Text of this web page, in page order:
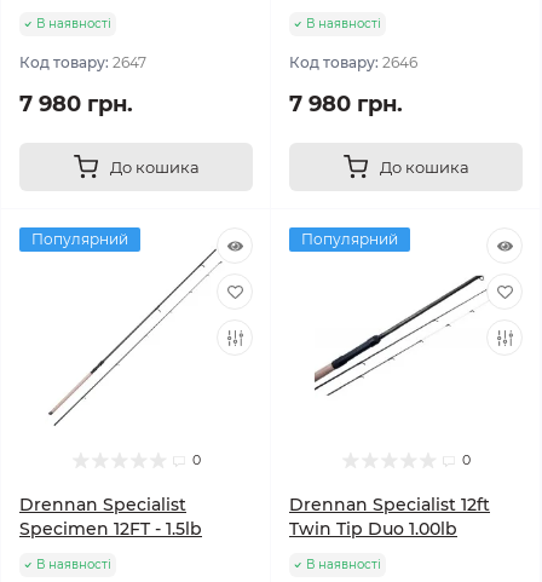
В наявності
Код товару: 2647
7 980 грн.
До кошика
В наявності
Код товару: 2646
7 980 грн.
До кошика
Популярний
0
Drennan Specialist
Specimen 12FT - 1.5lb
В наявності
Популярний
0
Drennan Specialist 12ft
Twin Tip Duo 1.00lb
В наявності